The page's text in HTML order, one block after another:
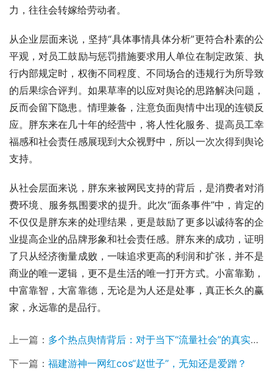
力，往往会转嫁给劳动者。
从企业层面来说，坚持“具体事情具体分析”更符合朴素的公
平观，对员工鼓励与惩罚措施要求用人单位在制定政策、执
行内部规定时，权衡不同程度、不同场合的违规行为所导致
的后果综合评判。如果草率的以应对舆论的思路解决问题，
反而会留下隐患。情理兼备，注意负面舆情中出现的连锁反
应。胖东来在几十年的经营中，将人性化服务、提高员工幸
福感和社会责任感展现到大众视野中，所以一次次得到舆论
支持。
从社会层面来说，胖东来被网民支持的背后，是消费者对消
费环境、服务氛围要求的提升。此次“面条事件”中，肯定的
不仅仅是胖东来的处理结果，更是鼓励了更多以诚待客的企
业提高企业的品牌形象和社会责任感。胖东来的成功，证明
了只从经济衡量成败，一味追求更高的利润和扩张，并不是
商业的唯一逻辑，更不是生活的唯一打开方式。小富靠勤，
中富靠智，大富靠德，无论是为人还是处事，真正长久的赢
家，永远靠的是品行。
上一篇： 多个热点舆情背后：对于当下“流量社会”的真实看法
下一篇： 福建游神一网红cos“赵世子”，无知还是爱蹭？